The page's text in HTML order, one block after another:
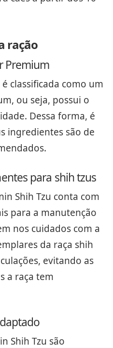
ração
Premium
é classificada como um
ou seja, possui o
Dessa forma, é
ingredientes são de
para shih tzus
Shih Tzu conta com
para a manutenção
nos cuidados com a
da raça shih
evitando as
a raça tem
Shih Tzu são